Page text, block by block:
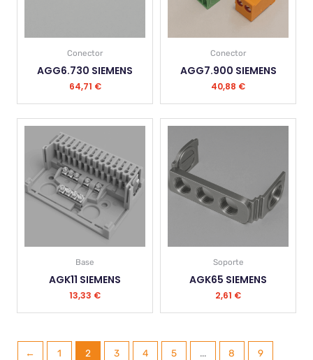
Conector
AGG6.730 SIEMENS
64,71 €
Conector
AGG7.900 SIEMENS
40,88 €
Base
AGK11 SIEMENS
13,33 €
Soporte
AGK65 SIEMENS
2,61 €
← 1 2 3 4 5 ... 8 9